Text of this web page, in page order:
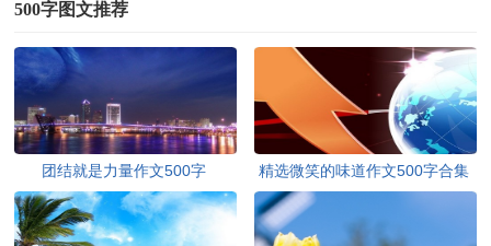
500字图文推荐
团结就是力量作文500字
精选微笑的味道作文500字合集